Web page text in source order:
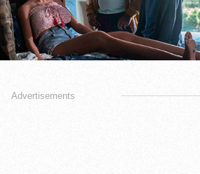
Advertisements